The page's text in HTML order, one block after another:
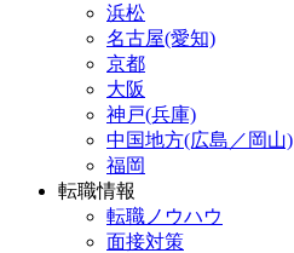
浜松
名古屋(愛知)
京都
大阪
神戸(兵庫)
中国地方(広島／岡山)
福岡
転職情報
転職ノウハウ
面接対策